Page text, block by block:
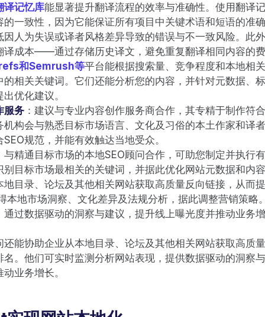
译记忆库能显著提升翻译流程的效率与准确性。使用翻译
的一致性，因为它能保证所有项目中关键术语和短语的准
因人为失误或译者风格差异导致的错误与不一致风险。此
译成本——通过存储历史译文，避免重复翻译相同内容的
和Semrush等平台能根据搜索量、竞争程度和本地相
的相关关键词。它们还能分析您的内容，并针对元数据、
优化建议。
服务 ：建议与专业内容创作服务商合作，其专精于制作符
机构会与熟悉目标市场语言、文化及习俗的本土作家和译
规范，并能有效触达当地受众。
与精通目标市场的本地SEO顾问合作，可助您制定并执行
别目标市场最相关的关键词，并据此优化网站元数据和内
地目录、论坛及其他相关网站获取高质量反向链接，从而
本地市场洞察、文化差异及法规分析，据此调整营销策略
通过数据驱动的洞察与建议，提升线上曝光度并推动业务
还能协助企业从本地目录、论坛及其他相关网站获取高质
名。他们可实时监测分析网站表现，提供数据驱动的洞察
业务增长。